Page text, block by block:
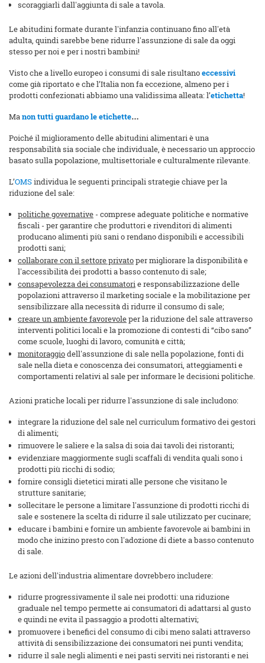
scoraggiarli dall'aggiunta di sale a tavola.
Le abitudini formate durante l'infanzia continuano fino all'età
adulta, quindi sarebbe bene ridurre l'assunzione di sale da oggi
stesso per noi e per i nostri bambini!
Visto che a livello europeo i consumi di sale risultanoeccessivi
come già riportato e che l’Italia non fa eccezione, almeno per i
prodotti confezionati abbiamo una validissima alleata: l’etichetta!
Manon tutti guardano le etichette…
Poiché il miglioramento delle abitudini alimentari è una
responsabilità sia sociale che individuale, è necessario un approccio
basato sulla popolazione, multisettoriale e culturalmente rilevante.
L’OMSindividua le seguenti principali strategie chiave per la
riduzione del sale:
politiche governative - comprese adeguate politiche e normative
fiscali - per garantire che produttori e rivenditori di alimenti
producano alimenti più sani o rendano disponibili e accessibili
prodotti sani;
collaborare con il settore privatoper migliorare la disponibilità e
l'accessibilità dei prodotti a basso contenuto di sale;
consapevolezza dei consumatorie responsabilizzazione delle
popolazioni attraverso il marketing sociale e la mobilitazione per
sensibilizzare alla necessità di ridurre il consumo di sale;
creare un ambiente favorevoleper la riduzione del sale attraverso
interventi politici locali e la promozione di contesti di “cibo sano”
come scuole, luoghi di lavoro, comunità e città;
monitoraggiodell'assunzione di sale nella popolazione, fonti di
sale nella dieta e conoscenza dei consumatori, atteggiamenti e
comportamenti relativi al sale per informare le decisioni politiche.
Azioni pratiche locali per ridurre l'assunzione di sale includono:
integrare la riduzione del sale nel curriculum formativo dei gestori
di alimenti;
rimuovere le saliere e la salsa di soia dai tavoli dei ristoranti;
evidenziare maggiormente sugli scaffali di vendita quali sono i
prodotti più ricchi di sodio;
fornire consigli dietetici mirati alle persone che visitano le
strutture sanitarie;
sollecitare le persone a limitare l'assunzione di prodotti ricchi di
sale e sostenere la scelta di ridurre il sale utilizzato per cucinare;
educare i bambini e fornire un ambiente favorevole ai bambini in
modo che inizino presto con l'adozione di diete a basso contenuto
di sale.
Le azioni dell'industria alimentare dovrebbero includere:
ridurre progressivamente il sale nei prodotti: una riduzione
graduale nel tempo permette ai consumatori di adattarsi al gusto
e quindi ne evita il passaggio a prodotti alternativi;
promuovere i benefici del consumo di cibi meno salati attraverso
attività di sensibilizzazione dei consumatori nei punti vendita;
ridurre il sale negli alimenti e nei pasti serviti nei ristoranti e nei